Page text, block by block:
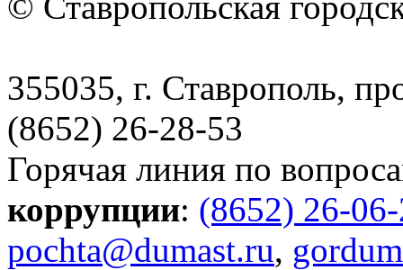
355035, г. Ставрополь,
(8652) 26-28-53
Горячая линия по
коррупции: (8652) 26-
pochta@dumast.ru,